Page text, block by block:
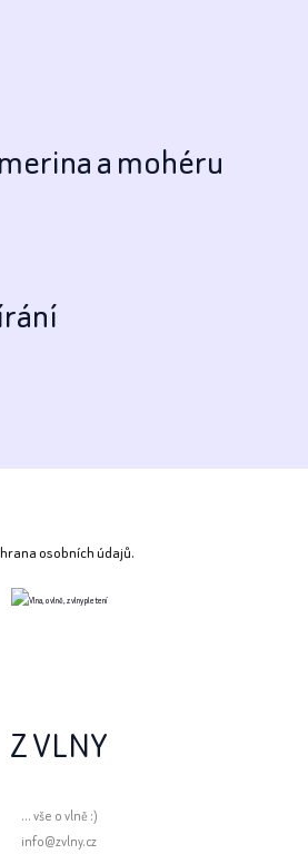
a mohéru
osobních údajů.
Z VLNY
... vše o vlně :)
info@zvlny.cz